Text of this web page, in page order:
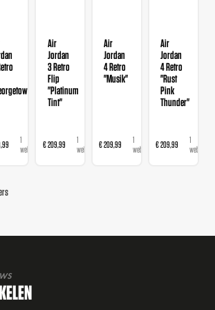
1
webshop
Air
Jordan
3 Retro
Flip
"Platinum
Tint"
€ 209,99
1
webshop
Air
Jordan
4 Retro
"Musik"
€ 209,99
1
webshop
Air
Jordan
4 Retro
"Rust
Pink
Thunder"
€ 209,99
1
webshop